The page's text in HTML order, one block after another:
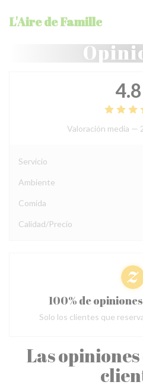
L'Aire de Famille
Las
4.8
Valoración media —
Servicio
Ambiente
Comida
Calidad/Precio
100% de
Solo los clientes que